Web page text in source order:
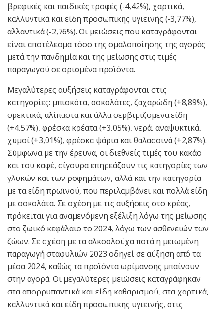
βρεφικές και παιδικές τροφές (-4,42%), χαρτικά,
καλλυντικά και είδη προσωπικής υγιεινής (-3,77%),
αλλαντικά (-2,76%). Οι μειώσεις που καταγράφονται
είναι αποτέλεσμα τόσο της ομαλοποίησης της αγοράς
μετά την πανδημία και της μείωσης στις τιμές
παραγωγού σε ορισμένα προϊόντα.
Μεγαλύτερες αυξήσεις καταγράφονται στις
κατηγορίες: μπισκότα, σοκολάτες, ζαχαρώδη (+8,89%),
ορεκτικά, αλίπαστα και άλλα σερβιριζομενα είδη
(+4,57%), φρέσκα κρέατα (+3,05%), νερά, αναψυκτικά,
χυμοί (+3,01%), φρέσκα ψάρια και θαλασσινά (+2,87%).
Σύμφωνα με την έρευνα, οι διεθνείς τιμές του κακάο
και του καφέ, σίγουρα επηρεάζουν τις κατηγορίες των
γλυκών και των ροφημάτων, αλλά και την κατηγορία
με τα είδη πρωϊνού, που περιλαμβάνει και πολλά είδη
με σοκολάτα. Σε σχέση με τις αυξήσεις στο κρέας,
πρόκειται για αναμενόμενη εξέλιξη λόγω της μείωσης
στο ζωικό κεφάλαιο το 2024, λόγω των ασθενειών των
ζώων. Σε σχέση με τα αλκοολούχα ποτά η μειωμένη
παραγωγή σταφυλιών 2023 οδηγεί σε αύξηση από τα
μέσα 2024, καθώς τα προϊόντα ωρίμανσης μπαίνουν
στην αγορά. Οι μεγαλύτερες μειώσεις καταγράφηκαν
στα απορρυπαντικά και είδη καθαρισμού, στα χαρτικά,
καλλυντικά και είδη προσωπικής υγιεινής, στις